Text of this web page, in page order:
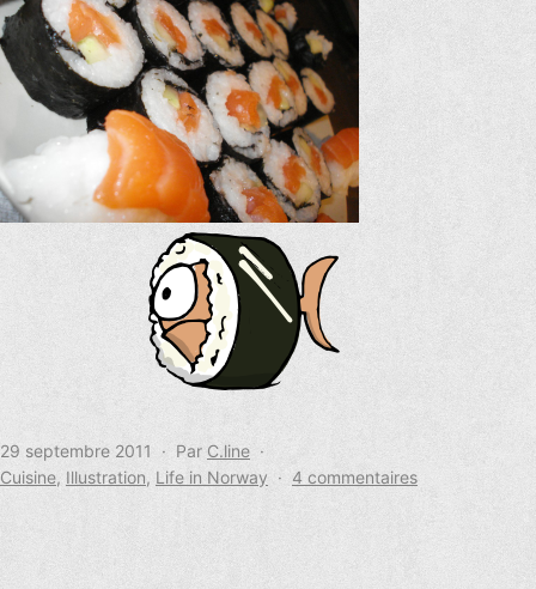
Publié
le
29 septembre 2011 Par C.line
Catégorisé
Cuisine, Illustration, Life in Norway 4 commentairessur